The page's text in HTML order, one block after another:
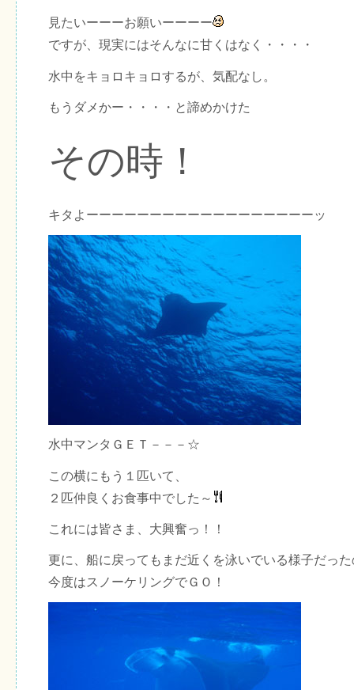
見たいーーーお願いーーーー
ですが、現実にはそんなに甘くはなく・・・・
水中をキョロキョロするが、気配なし。
もうダメかー・・・・と諦めかけた
その時！
キタよーーーーーーーーーーーーーーーーーーッ
水中マンタＧＥＴ－－－☆
この横にもう１匹いて、
２匹仲良くお食事中でした～
これには皆さま、大興奮っ！！
更に、船に戻ってもまだ近くを泳いでいる様子だっ
今度はスノーケリングでＧＯ！